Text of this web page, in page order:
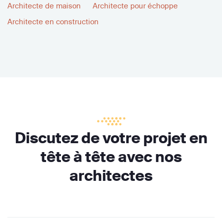
Architecte de maison
Architecte pour échoppe
Architecte en construction
Discutez de votre projet en
tête à tête avec nos
architectes